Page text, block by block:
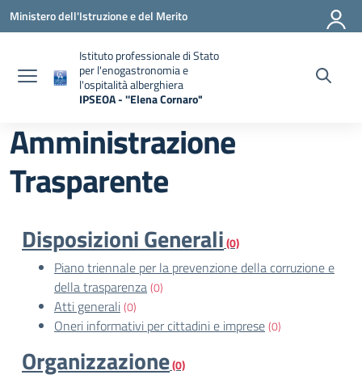
Vai ai contenuti
Vai al menu di navigazione
Vai al footer
Ministero dell'Istruzione e del Merito
Istituto professionale di Stato
per l'enogastronomia e
l'ospitalità alberghiera
IPSEOA - ''Elena Cornaro"
Amministrazione
Trasparente
Disposizioni Generali(0)
Piano triennale per la prevenzione della corruzione e
della trasparenza(0)
Atti generali(0)
Oneri informativi per cittadini e imprese(0)
Organizzazione(0)